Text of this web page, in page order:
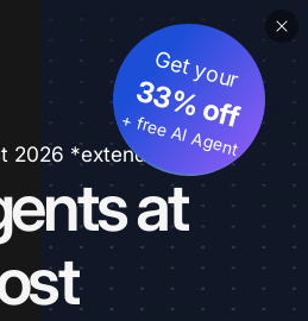
2026 *extended
at
Get your
33% off
+ free AI Agent